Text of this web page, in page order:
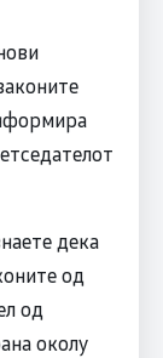
дека
од
од
околу